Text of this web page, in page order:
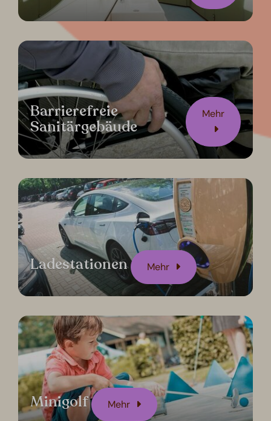
Barrierefreie
Sanitärgebäude
Mehr
Ladestationen Mehr
Minigolf Mehr